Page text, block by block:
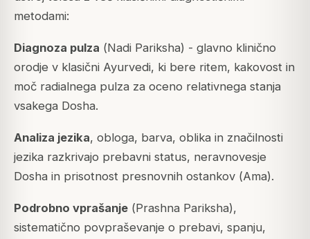
metodami:
Diagnoza pulza (Nadi Pariksha) - glavno klinično
orodje v klasični Ayurvedi, ki bere ritem, kakovost in
moč radialnega pulza za oceno relativnega stanja
vsakega Dosha.
Analiza jezika, obloga, barva, oblika in značilnosti
jezika razkrivajo prebavni status, neravnovesje
Dosha in prisotnost presnovnih ostankov (Ama).
Podrobno vprašanje (Prashna Pariksha),
sistematično povpraševanje o prebavi, spanju,